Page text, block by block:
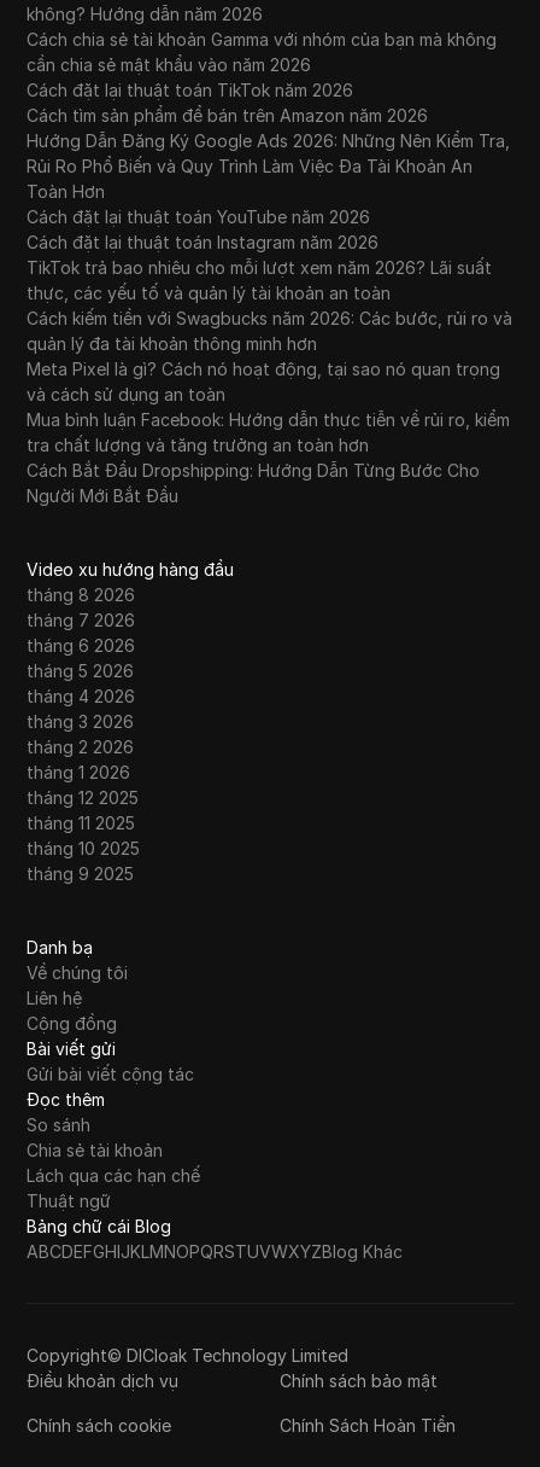
không? Hướng dẫn năm 2026
Cách chia sẻ tài khoản Gamma với nhóm của bạn mà không
cần chia sẻ mật khẩu vào năm 2026
Cách đặt lại thuật toán TikTok năm 2026
Cách tìm sản phẩm để bán trên Amazon năm 2026
Hướng Dẫn Đăng Ký Google Ads 2026: Những Nên Kiểm Tra,
Rủi Ro Phổ Biến và Quy Trình Làm Việc Đa Tài Khoản An
Toàn Hơn
Cách đặt lại thuật toán YouTube năm 2026
Cách đặt lại thuật toán Instagram năm 2026
TikTok trả bao nhiêu cho mỗi lượt xem năm 2026? Lãi suất
thực, các yếu tố và quản lý tài khoản an toàn
Cách kiếm tiền với Swagbucks năm 2026: Các bước, rủi ro và
quản lý đa tài khoản thông minh hơn
Meta Pixel là gì? Cách nó hoạt động, tại sao nó quan trọng
và cách sử dụng an toàn
Mua bình luận Facebook: Hướng dẫn thực tiễn về rủi ro, kiểm
tra chất lượng và tăng trưởng an toàn hơn
Cách Bắt Đầu Dropshipping: Hướng Dẫn Từng Bước Cho
Người Mới Bắt Đầu
Video xu hướng hàng đầu
tháng 8 2026
tháng 7 2026
tháng 6 2026
tháng 5 2026
tháng 4 2026
tháng 3 2026
tháng 2 2026
tháng 1 2026
tháng 12 2025
tháng 11 2025
tháng 10 2025
tháng 9 2025
Danh bạ
Về chúng tôi
Liên hệ
Cộng đồng
Bài viết gửi
Gửi bài viết cộng tác
Đọc thêm
So sánh
Chia sẻ tài khoản
Lách qua các hạn chế
Thuật ngữ
Bảng chữ cái Blog
ABCDEFGHIJKLMNOPQRSTUVWXYZBlog Khác
Copyright© DICloak Technology Limited
Điều khoản dịch vụ
Chính sách bảo mật
Chính sách cookie Chính Sách Hoàn Tiền